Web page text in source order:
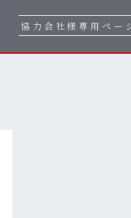
協力会社様専用ペー